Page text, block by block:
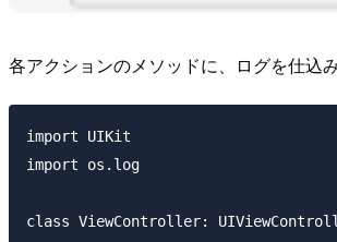
各アクションのメソッドに、ログを仕込み
import UIKit
import os.log
class ViewController: